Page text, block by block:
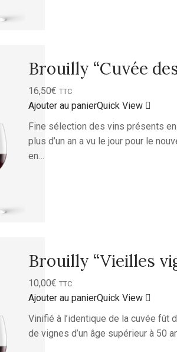
Brouilly “Cuvée
16,50€ TTC
Ajouter au panierQuick View
Fine sélection des vins présents
plus d’un an a vu le jour pour le
en…
Brouilly “Vieilles
10,00€ TTC
Ajouter au panierQuick View
Vinifié à l’identique de la cuvée fût
de vignes d’un âge supérieur à 50